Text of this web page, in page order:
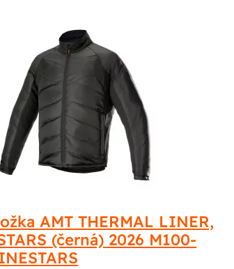
AMT THERMAL LINER,
(černá) 2026 M100-